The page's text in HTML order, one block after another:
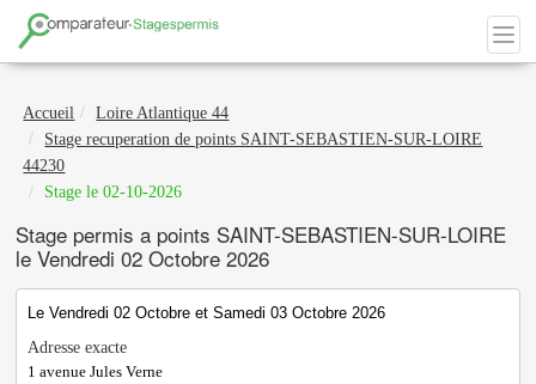
Accueil
Loire Atlantique 44
Stage recuperation de points SAINT-SEBASTIEN-SUR-LOIRE
44230
Stage le 02-10-2026
Stage permis a points SAINT-SEBASTIEN-SUR-LOIRE
le Vendredi 02 Octobre 2026
Le Vendredi 02 Octobre et Samedi 03 Octobre 2026
Adresse exacte
1 avenue Jules Verne